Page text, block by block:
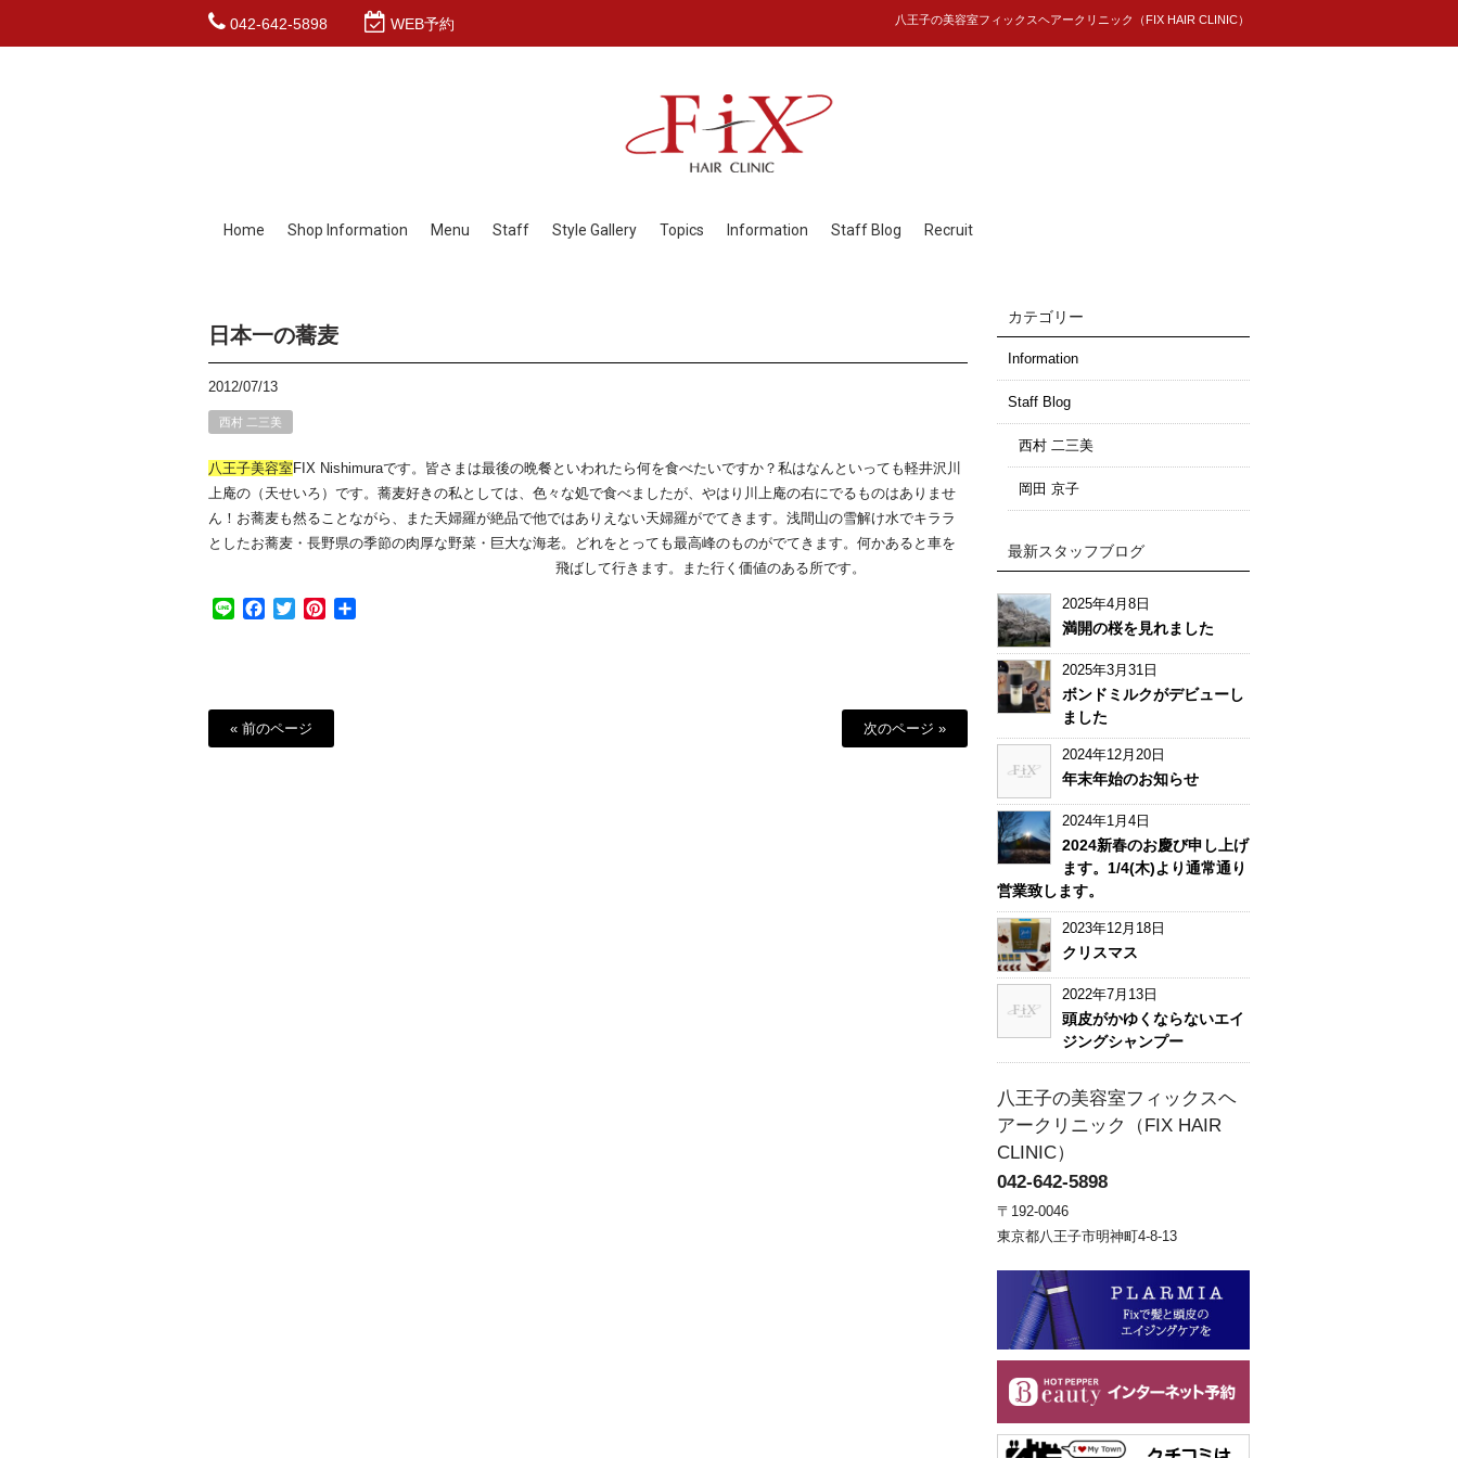
042-642-5898 WEB予約 八王子の美容室フィックスヘアークリニック（FIX HAIR CLINIC）
Home Shop Information Menu Staff Style Gallery Topics Information Staff Blog Recruit
日本一の蕎麦
2012/07/13
西村 二三美
八王子美容室 FIX Nishimuraです。皆さまは最後の晩餐といわれたら何を食べたいですか？私はなんといっても軽井沢川
上庵の（天せいろ）です。蕎麦好きの私としては、色々な処で食べましたが、やはり川上庵の右にでるものはありませ
ん！お蕎麦も然ることながら、また天婦羅が絶品で他ではありえない天婦羅がでてきます。浅間山の雪解け水でキララ
としたお蕎麦・長野県の季節の肉厚な野菜・巨大な海老。どれをとっても最高峰のものがでてきます。何かあると車を
飛ばして行きます。また行く価値のある所です。
Line Facebook
TwitterPinterest
« 前のページ 次のページ »
カテゴリー
Information
Staff Blog
西村 二三美
岡田 京子
最新スタッフブログ
2025年4月8日
満開の桜を見れました
2025年3月31日
ボンドミルクがデビューし
ました
2024年12月20日
年末年始のお知らせ
2024年1月4日
2024新春のお慶び申し上げ
ます。1/4(木)より通常通り
営業致します。
2023年12月18日
クリスマス
2022年7月13日
頭皮がかゆくならないエイ
ジングシャンプー
八王子の美容室フィックスヘ
アークリニック（FIX HAIR
CLINIC）
042-642-5898
〒192-0046
東京都八王子市明神町4-8-13